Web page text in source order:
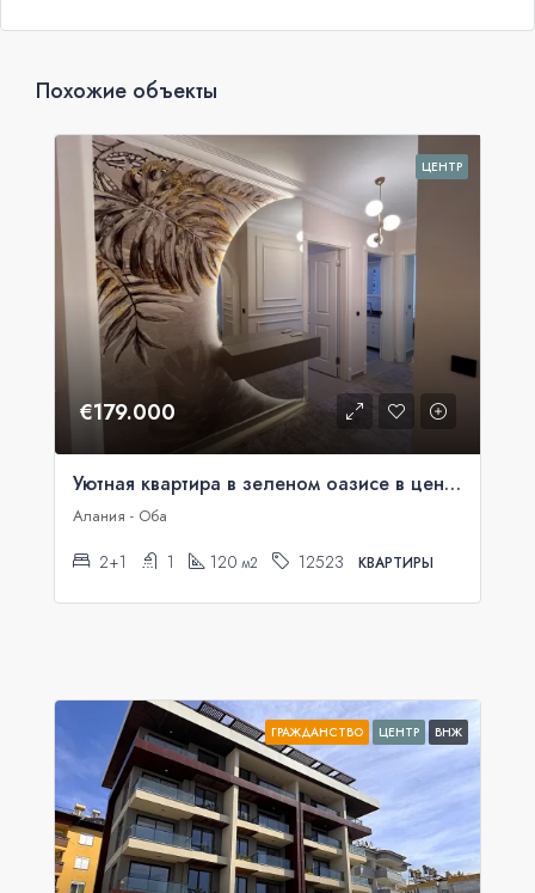
Похожие объекты
ЦЕНТР
€179.000
Уютная квартира в зеленом оазисе в центре города.
Алания - Оба
2+1 1 120 м2 12523 КВАРТИРЫ
ГРАЖДАНСТВО ЦЕНТР ВНЖ